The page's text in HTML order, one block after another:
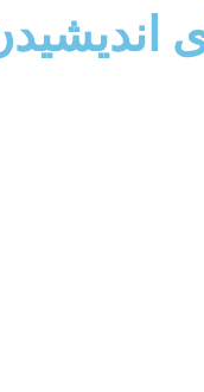
دین خود کنیز